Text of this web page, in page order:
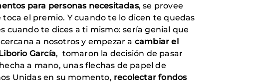
para personas necesitadas, se provee
el premio. Y cuando te lo dicen te quedas
cuando te dices a ti mismo: sería genial que
a nosotros y empezar a cambiar el
García, tomaron la decisión de pasar
a mano, unas flechas de papel de
Unidas en su momento, recolectar fondos